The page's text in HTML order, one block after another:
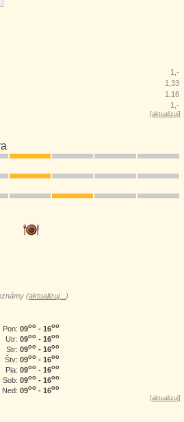
1,-
1,33
1,16
1,-
[aktualizuj]
(aktualizuj... )
Pon: 09oo - 16oo
Utr: 09oo - 16oo
Str: 09oo - 16oo
Štv: 09oo - 16oo
Pia: 09oo - 16oo
Sob: 09oo - 16oo
Ned: 09oo - 16oo
[aktualizuj]